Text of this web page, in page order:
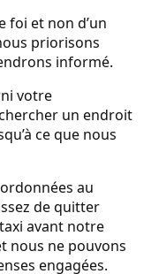
foi et non d’un
priorisons
informé.
votre
un endroit
ce que nous
au
de quitter
avant notre
nous ne pouvons
engagées.